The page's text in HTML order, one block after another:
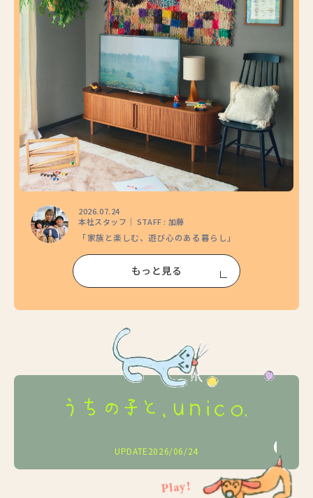
2026.07.24
本社スタッフ｜ STAFF : 加藤
「家族と楽しむ、遊び心のある暮らし」
もっと見る
2026/05/25